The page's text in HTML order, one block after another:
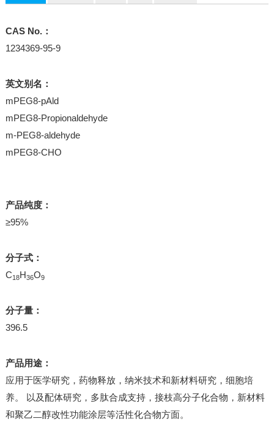
CAS No.：
1234369-95-9
英文别名：
mPEG8-pAld
mPEG8-Propionaldehyde
m-PEG8-aldehyde
mPEG8-CHO
产品纯度：
≥95%
分子式：
C18H36O9
分子量：
396.5
产品用途：
应用于医学研究，药物释放，纳米技术和新材料研究，细胞培
养。 以及配体研究，多肽合成支持，接枝高分子化合物，新材料
和聚乙二醇改性功能涂层等活性化合物方面。